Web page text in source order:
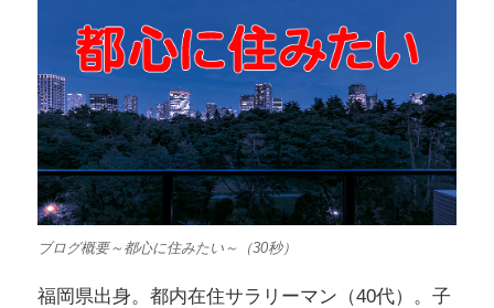
ブログ概要～都心に住みたい～（30秒）
福岡県出身。都内在住サラリーマン（40代）。子